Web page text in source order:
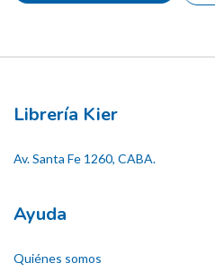
Librería Kier
Av. Santa Fe 1260, CABA.
Ayuda
Quiénes somos